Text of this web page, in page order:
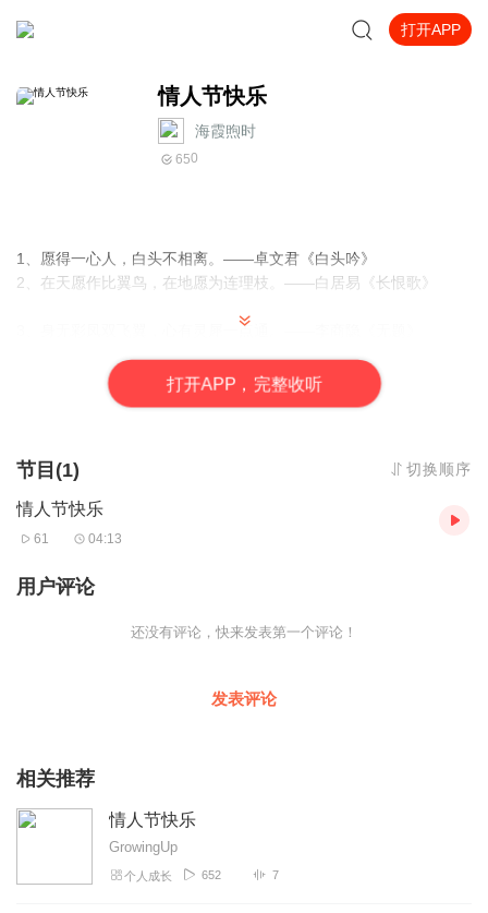
打开APP
情人节快乐
海霞煦时
650
1、愿得一心人，白头不相离。——卓文君《白头吟》
2、在天愿作比翼鸟，在地愿为连理枝。——白居易《长恨歌》
3、身无彩凤双飞翼，心有灵犀一点通。——李商隐《无题》
5、山无陵，江水为竭，冬雷震震，夏雨雪，天地合，乃敢与君绝！
——佚名《上邪》
鼓》
7、得成比目何辞死，愿作鸳鸯不羡仙。——卢照邻《长安古意》
8、知我意，感君怜，此情须问天。——温庭筠《更漏子》
——李白《三五七言》
11、今夕何夕，见此良人。——佚名《绸缪》
12、凄凉别后两应同，最是不胜清怨月明中。——纳兰性德《虞美
15、何当共剪西窗烛，却话巴山夜雨时。——李商隐《夜雨寄北》
16、曾经沧海难为水，除却巫山不是云。——元稹《离思》
17、玲珑骰子安红豆，入骨相思知不知。——温庭筠《新添声杨柳
枝词二首·其二》
打开APP，完整收听
节目(1) 切换顺序
情人节快乐
61 04:13
用户评论
还没有评论，快来发表第一个评论！
发表评论
相关推荐
情人节快乐
GrowingUp
个人成长 652 7